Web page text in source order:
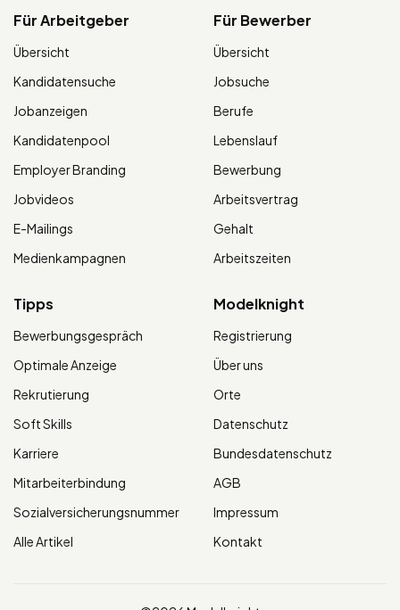
Für Arbeitgeber
Übersicht
Kandidatensuche
Jobanzeigen
Kandidatenpool
Employer Branding
Jobvideos
E-Mailings
Medienkampagnen
Für Bewerber
Übersicht
Jobsuche
Berufe
Lebenslauf
Bewerbung
Arbeitsvertrag
Gehalt
Arbeitszeiten
Tipps
Bewerbungsgespräch
Optimale Anzeige
Rekrutierung
Soft Skills
Karriere
Mitarbeiterbindung
Sozialversicherungsnummer
Alle Artikel
Modelknight
Registrierung
Über uns
Orte
Datenschutz
Bundesdatenschutz
AGB
Impressum
Kontakt